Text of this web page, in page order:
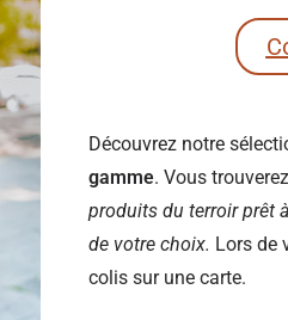
Découvrez notre
gamme. Vous
produits du terroir prêt
de votre choix. Lors de
colis sur une carte.